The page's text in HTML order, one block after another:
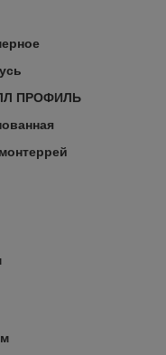
ПРОФИЛЬ